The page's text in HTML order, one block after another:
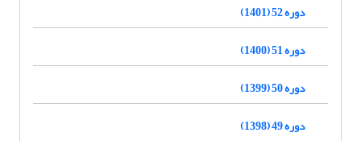
دوره 52 (1401)
دوره 51 (1400)
دوره 50 (1399)
دوره 49 (1398)